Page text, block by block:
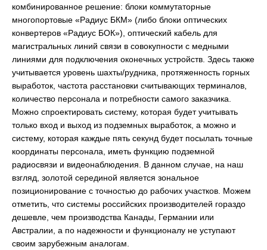
комбинированное решение: блоки коммутаторные
многопортовые «Радиус БКМ» (либо блоки оптических
конвертеров «Радиус БОК»), оптический кабель для
магистральных линий связи в совокупности с медными
линиями для подключения оконечных устройств. Здесь также
учитывается уровень шахты/рудника, протяженность горных
выработок, частота расстановки считывающих терминалов,
количество персонала и потребности самого заказчика.
Можно спроектировать систему, которая будет учитывать
только вход и выход из подземных выработок, а можно и
систему, которая каждые пять секунд будет посылать точные
координаты персонала, иметь функцию подземной
радиосвязи и видеонаблюдения. В данном случае, на наш
взгляд, золотой серединой является зональное
позиционирование с точностью до рабочих участков. Можем
отметить, что системы российских производителей гораздо
дешевле, чем производства Канады, Германии или
Австралии, а по надежности и функционалу не уступают
своим зарубежным аналогам.